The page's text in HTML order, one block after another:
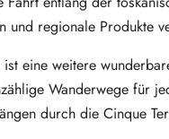
und regionale Produkte
ist eine weitere
Wanderwege für
durch die Cinque